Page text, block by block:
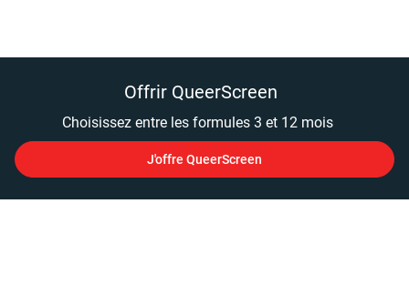
Offrir QueerScreen
Choisissez entre les formules 3 et 12 mois
J'offre QueerScreen